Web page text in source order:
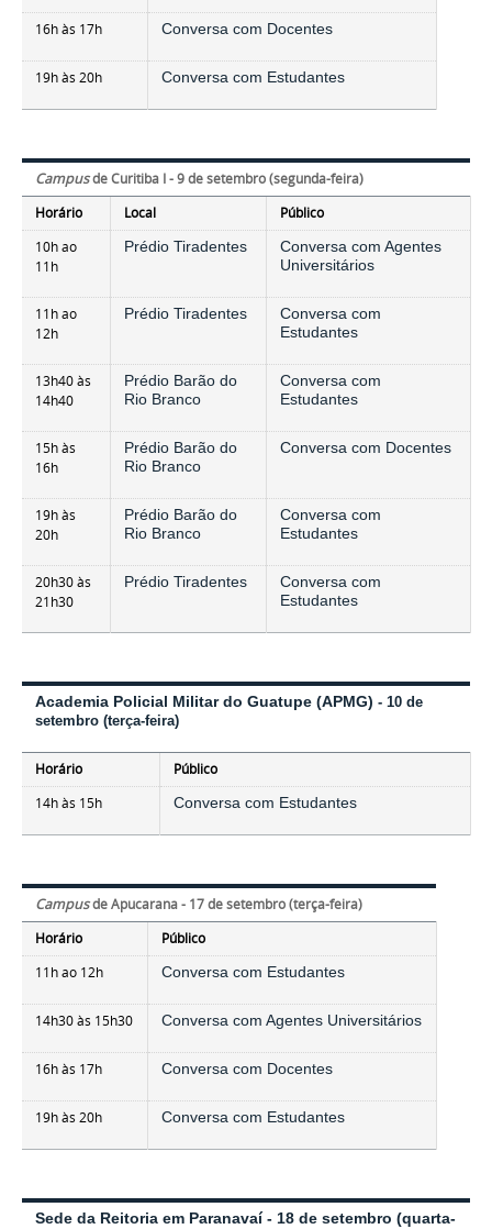
16h às 17h Conversa com Docentes
19h às 20h Conversa com Estudantes
Campusde Curitiba I - 9 de setembro (segunda-feira)
Horário
Local
Público
10h ao
11h
Prédio Tiradentes Conversa com Agentes
Universitários
11h ao
12h
Prédio Tiradentes
Conversa com
Estudantes
13h40 às
14h40
Prédio Barão do
Rio Branco
Conversa com
Estudantes
15h às
16h
Prédio Barão do
Rio Branco
Conversa com Docentes
19h às
20h
Prédio Barão do
Rio Branco
Conversa com
Estudantes
20h30 às
21h30
Prédio Tiradentes
Conversa com
Estudantes
Academia Policial Militar do Guatupe (APMG) - 10 de
setembro (terça-feira)
Horário
Público
14h às 15h
Conversa com Estudantes
Campusde Apucarana - 17 de setembro (terça-feira)
Horário
Público
11h ao 12h
Conversa com Estudantes
14h30 às 15h30 Conversa com Agentes Universitários
16h às 17h Conversa com Docentes
19h às 20h Conversa com Estudantes
Sede da Reitoria em Paranavaí- 18 de setembro (quarta-